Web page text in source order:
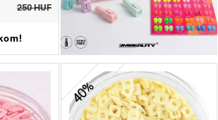
250 HUF
40%